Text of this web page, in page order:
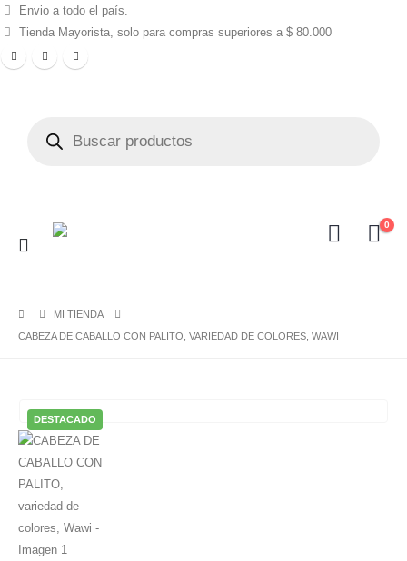
Envio a todo el país.
Tienda Mayorista, solo para compras superiores a $ 80.000
0
MI TIENDA
CABEZA DE CABALLO CON PALITO, VARIEDAD DE COLORES, WAWI
DESTACADO